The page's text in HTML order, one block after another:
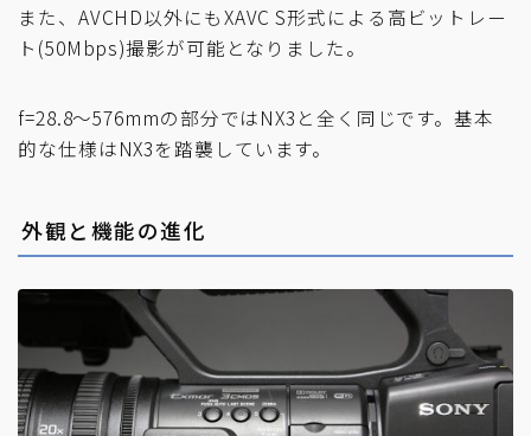
また、AVCHD以外にもXAVC S形式による高ビットレー
ト(50Mbps)撮影が可能となりました。
f=28.8～576mmの部分ではNX3と全く同じです。基本
的な仕様はNX3を踏襲しています。
外観と機能の進化